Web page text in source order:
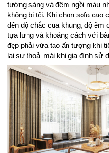
tường sáng và đệm ngồi màu
không bị tối. Khi chọn sofa cao
đến độ chắc của khung, độ êm
tựa lưng và khoảng cách với
đẹp phải vừa tạo ấn tượng khi
lại sự thoải mái khi gia đình sử